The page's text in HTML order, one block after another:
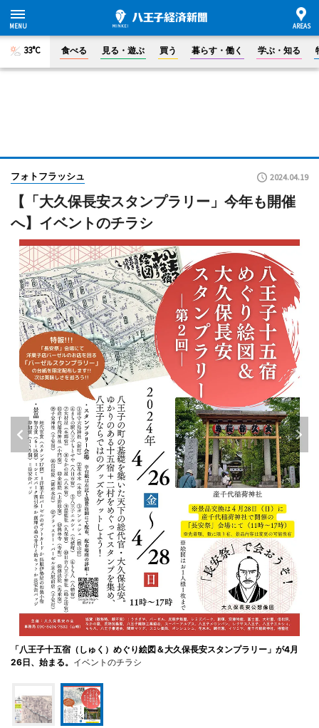
33°C 食べる 見る・遊ぶ 買う 暮らす・働く 学ぶ・知る
フォトフラッシュ 2024.04.19
【「大久保長安スタンプラリー」今年も開催
へ】イベントのチラシ
「八王子十五宿（しゅく）めぐり絵図＆大久保長安スタンプラリー」が4月
26日、始まる。 イベントのチラシ